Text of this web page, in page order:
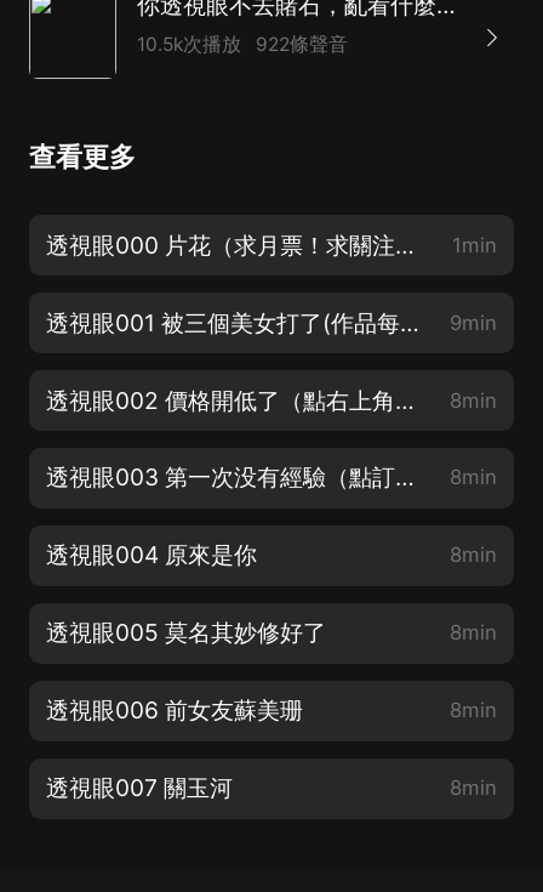
10.5k次播放 922條聲音
查看更多
透視眼000 片花（求月票！求關注！求訂閱！） 1min
透視眼001 被三個美女打了(作品每日更新的關注點一波） 9min
透視眼002 價格開低了（點右上角訂閱，快速獲取最新章節） 8min
透視眼003 第一次没有經驗（點訂閱不迷路，關注圈子獲取最新動態） 8min
透視眼004 原來是你 8min
透視眼005 莫名其妙修好了 8min
透視眼006 前女友蘇美珊 8min
透視眼007 關玉河 8min